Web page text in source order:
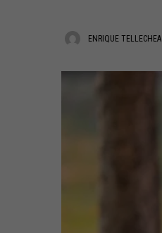
ENRIQUE TELLECHEA